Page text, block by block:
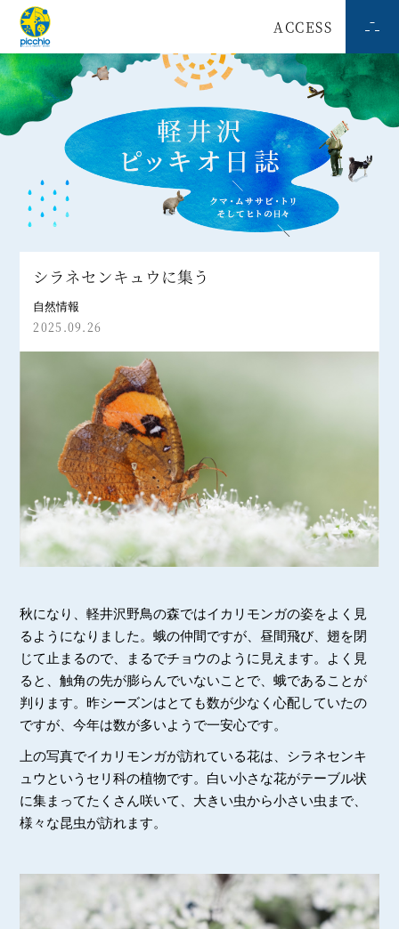
ACCESS
シラネセンキュウに集う
自然情報
2025.09.26
秋になり、軽井沢野鳥の森ではイカリモンガの姿をよく見
るようになりました。蛾の仲間ですが、昼間飛び、翅を閉
じて止まるので、まるでチョウのように見えます。よく見
ると、触角の先が膨らんでいないことで、蛾であることが
判ります。昨シーズンはとても数が少なく心配していたの
ですが、今年は数が多いようで一安心です。
上の写真でイカリモンガが訪れている花は、シラネセンキ
ュウというセリ科の植物です。白い小さな花がテーブル状
に集まってたくさん咲いて、大きい虫から小さい虫まで、
様々な昆虫が訪れます。